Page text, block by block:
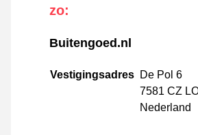
zo:
Buitengoed.nl
Vestigingsadres De Pol 6
7581 CZ
Nederland